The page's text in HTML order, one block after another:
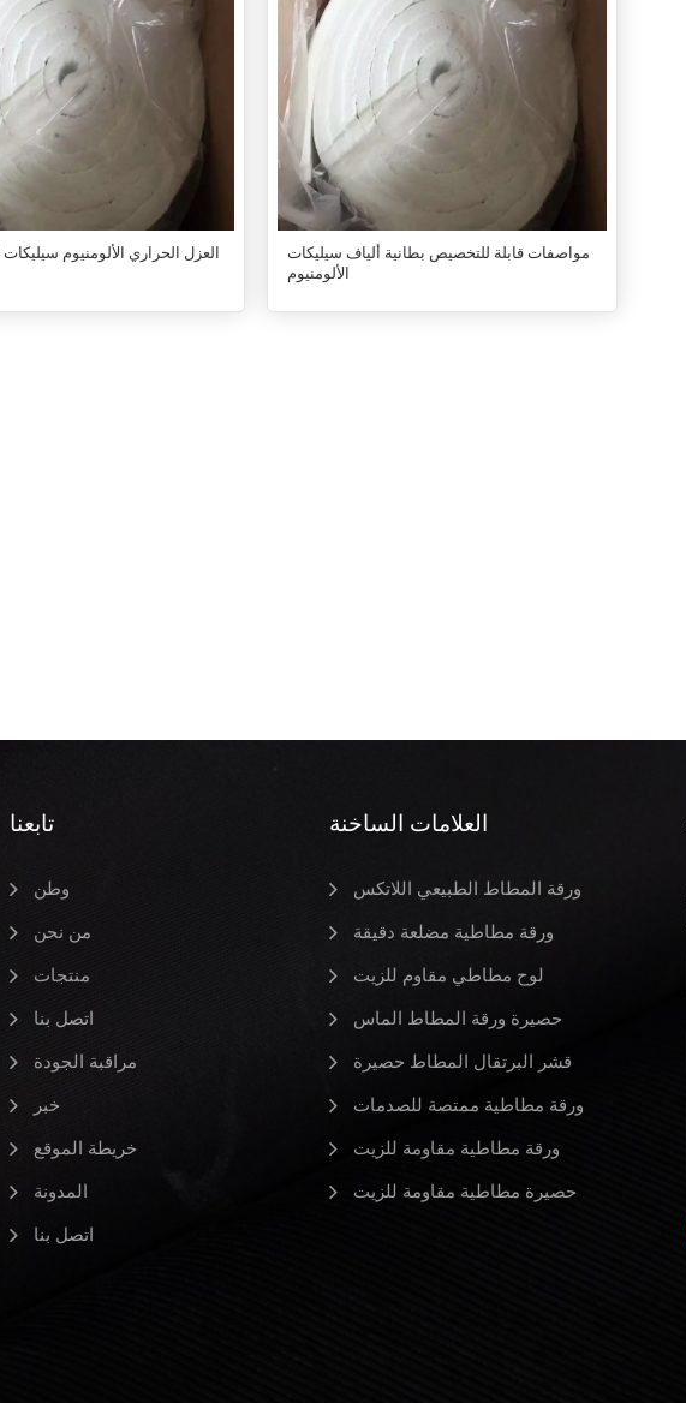
العزل الحراري الألومنيوم
مواصفات قابلة للتخصيص بطانية ألياف سيليكات
الألومنيوم
تابعنا
وطن
من نحن
منتجات
اتصل بنا
مراقبة الجودة
خبر
خريطة الموقع
المدونة
اتصل بنا
العلامات الساخنة
ورقة المطاط الطبيعي اللاتكس
ورقة مطاطية مضلعة دقيقة
لوح مطاطي مقاوم للزيت
حصيرة ورقة المطاط الماس
قشر البرتقال المطاط حصيرة
ورقة مطاطية ممتصة للصدمات
ورقة مطاطية مقاومة للزيت
حصيرة مطاطية مقاومة للزيت